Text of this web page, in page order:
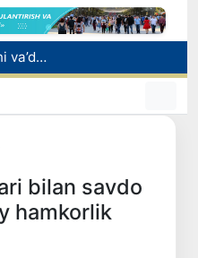
Nafaqaga chiqarib berishni va’da qilgan bosh mutaxassis ushlandi
Raqobat qo‘mitasi biologik faol qo‘shimchalar reklamasi bo‘yicha ogohlantirdi
Mahalla bankiri: raqamlar ortidagi insonlar taqdiri
bilan savdo
hamkorlik